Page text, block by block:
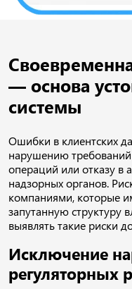
— основа
системы
Ошибки в клиентских
нарушению требований
операций или отказу в
надзорных органов.
компаниями, которые
запутанную структуру
выявлять такие риски
Исключение
регуляторных